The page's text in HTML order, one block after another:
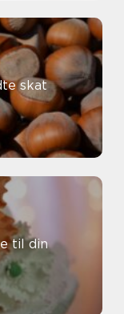
skat
til din